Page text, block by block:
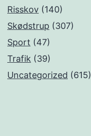
Risskov (140)
Skødstrup (307)
Sport (47)
Trafik (39)
Uncategorized (615)